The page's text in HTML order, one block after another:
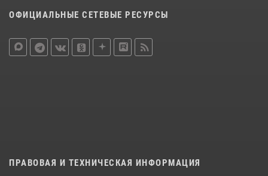
ОФИЦИАЛЬНЫЕ СЕТЕВЫЕ РЕСУРСЫ
ПРАВОВАЯ И ТЕХНИЧЕСКАЯ ИНФОРМАЦИЯ